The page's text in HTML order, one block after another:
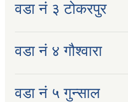
वडा नं ३ टोकरपुर
वडा नं ४ गौश्वारा
वडा नं ५ गुन्साल